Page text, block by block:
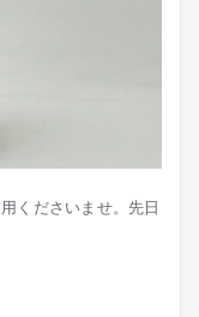
くださいませ。先日